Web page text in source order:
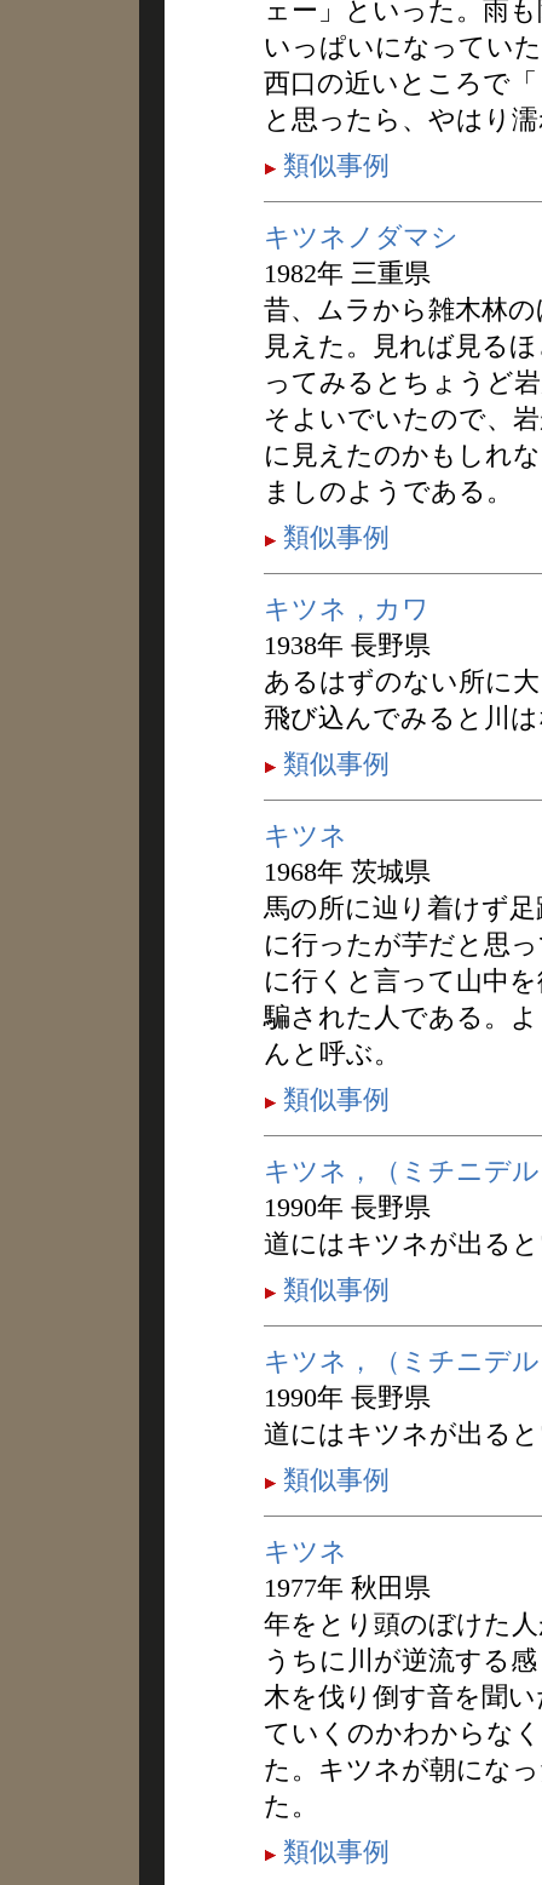
ェー」といった。雨
いっぱいになってい
西口の近いところで
と思ったら、やはり
類似事例
キツネノダマシ
1982年 三重県
昔、ムラから雑木林
見えた。見れば見る
ってみるとちょうど
そよいでいたので、
に見えたのかもしれ
ましのようである。
類似事例
キツネ，カワ
1938年 長野県
あるはずのない所に
飛び込んでみると川
類似事例
キツネ
1968年 茨城県
馬の所に辿り着けず
に行ったが芋だと思
に行くと言って山中
騙された人である。
んと呼ぶ。
類似事例
キツネ，（ミチニデ
1990年 長野県
道にはキツネが出る
類似事例
キツネ，（ミチニデ
1990年 長野県
道にはキツネが出る
類似事例
キツネ
1977年 秋田県
年をとり頭のぼけた
うちに川が逆流する
木を伐り倒す音を聞
ていくのかわからな
た。キツネが朝にな
た。
類似事例